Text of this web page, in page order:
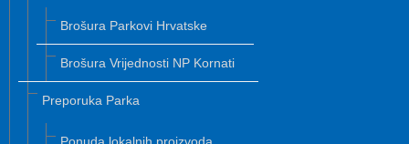
Brošura Parkovi Hrvatske
Brošura Vrijednosti NP Kornati
Preporuka Parka